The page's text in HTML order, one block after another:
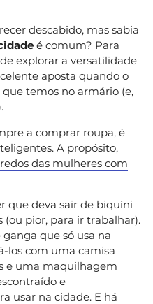
descabido, mas sabia
é comum? Para
explorar a versatilidade
aposta quando o
temos no armário (e,
a comprar roupa, é
A propósito,
das mulheres com
que deva sair de biquíni
pior, para ir trabalhar).
ganga que só usa na
los com uma camisa
e uma maquilhagem
e
usar na cidade. E há